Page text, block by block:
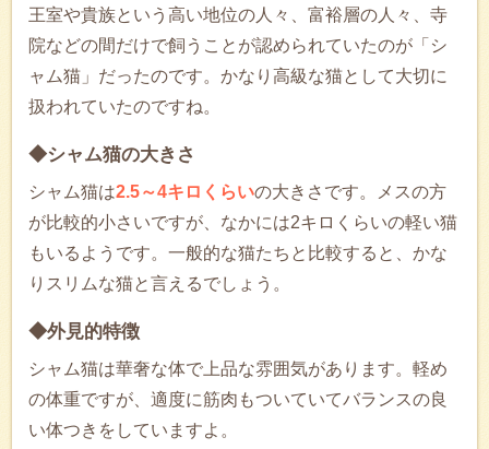
王室や貴族という高い地位の人々、富裕層の人々、寺
院などの間だけで飼うことが認められていたのが「シ
ャム猫」だったのです。かなり高級な猫として大切に
扱われていたのですね。
◆シャム猫の大きさ
シャム猫は2.5～4キロくらいの大きさです。メスの方
が比較的小さいですが、なかには2キロくらいの軽い猫
もいるようです。一般的な猫たちと比較すると、かな
りスリムな猫と言えるでしょう。
◆外見的特徴
シャム猫は華奢な体で上品な雰囲気があります。軽め
の体重ですが、適度に筋肉もついていてバランスの良
い体つきをしていますよ。